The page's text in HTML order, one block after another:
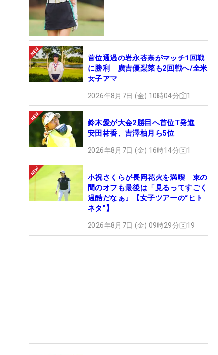
首位通過の岩永杏奈がマッチ1回戦
に勝利 廣吉優梨菜も2回戦へ/全米
女子アマ
2026年8月7日 (金) 10時04分 1
鈴木愛が大会2勝目へ首位T発進
安田祐香、吉澤柚月ら5位
2026年8月7日 (金) 16時14分 1
小祝さくらが長岡花火を満喫 束の
間のオフも最後は「見るってすごく
過酷だなぁ」【女子ツアーの“ヒト
ネタ”】
2026年8月7日 (金) 09時29分 19